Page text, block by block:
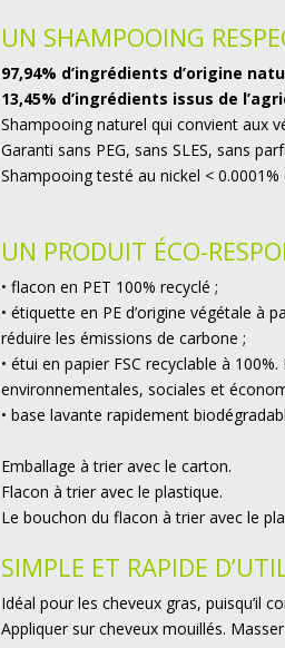
UN SHAMPOOING
97,94% d’ingrédients d’origine
13,45% d’ingrédients issus de
Shampooing naturel qui convient aux
Garanti sans PEG, sans SLES, sans
Shampooing testé au nickel <
UN PRODUIT ÉCO-
• flacon en PET 100% recyclé ;
• étiquette en PE d’origine végétale à
réduire les émissions de carbone ;
• étui en papier FSC recyclable à 100%.
environnementales, sociales et
• base lavante rapidement
Emballage à trier avec le carton.
Flacon à trier avec le plastique.
Le bouchon du flacon à trier avec le
SIMPLE ET RAPIDE
Idéal pour les cheveux gras, puisqu’il
Appliquer sur cheveux mouillés.